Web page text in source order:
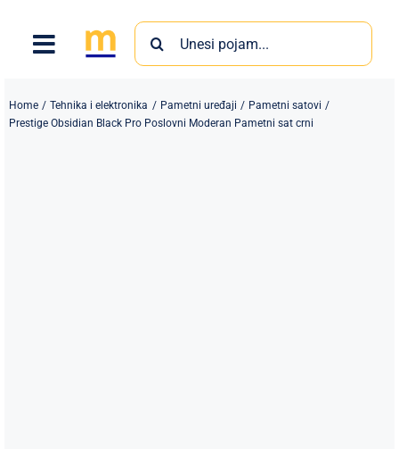
content
Search
for:
Home Tehnika i elektronika Pametni uređaji
Pametni satovi
Prestige Obsidian Black Pro Poslovni Moderan Pametni sat crni